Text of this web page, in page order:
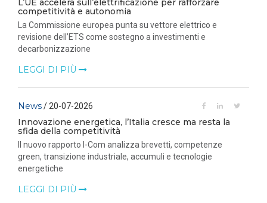
L’UE accelera sull’elettrificazione per rafforzare
competitività e autonomia
La Commissione europea punta su vettore elettrico e
revisione dell’ETS come sostegno a investimenti e
decarbonizzazione
LEGGI DI PIÙ
News/ 20-07-2026
Innovazione energetica, l’Italia cresce ma resta la
sfida della competitività
Il nuovo rapporto I-Com analizza brevetti, competenze
green, transizione industriale, accumuli e tecnologie
energetiche
LEGGI DI PIÙ